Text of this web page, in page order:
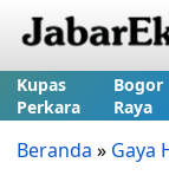
Kupas
Perkara
Bogor
Raya
Beranda » Gaya